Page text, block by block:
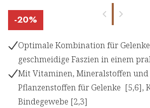
-20%
Optimale Kombination für
geschmeidige Faszien in einem
Mit Vitaminen, Mineralstoffen
Pflanzenstoffen für Gelenke [5,6],
Bindegewebe [2,3]